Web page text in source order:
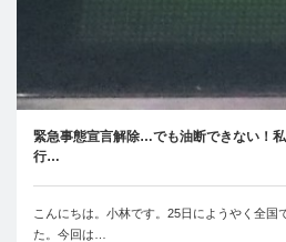
緊急事態宣言解除…でも油断できない！
行…
こんにちは。小林です。25日にようやく全国
た。今回は…